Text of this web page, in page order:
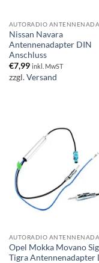
AUTORADIO
Nissan Navara
Antennenadapter DIN
Anschluss
€7,99 inkl. MwST
zzgl.Versand
AUTORADIO
Opel Mokka Movano
Tigra Antennenadapter